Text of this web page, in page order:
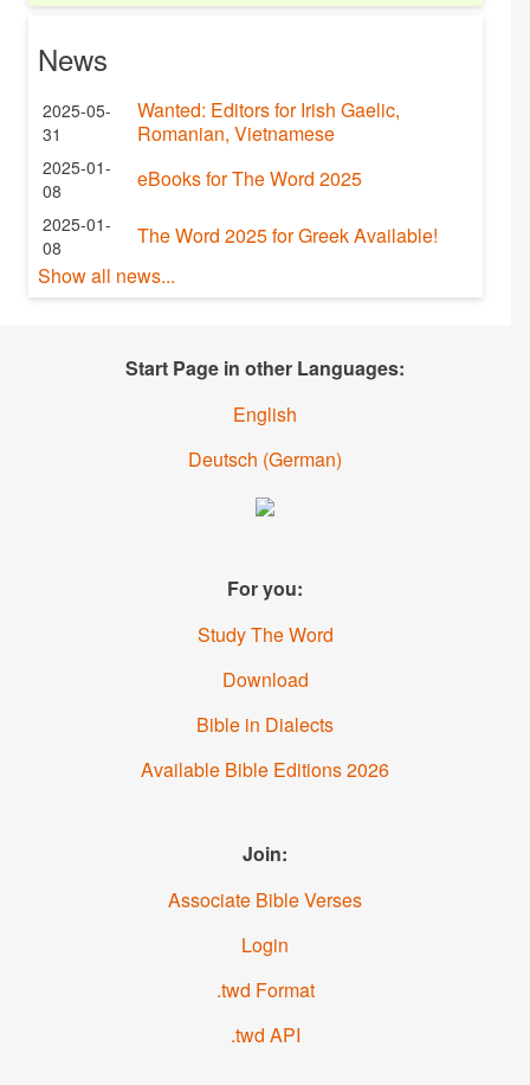
News
2025-05-
31
Wanted: Editors for Irish Gaelic,
Romanian, Vietnamese
2025-01-
08
eBooks for The Word 2025
2025-01-
08
The Word 2025 for Greek Available!
Show all news...
Start Page in other Languages:
English
Deutsch (German)
For you:
Study The Word
Download
Bible in Dialects
Available Bible Editions2026
Join:
Associate Bible Verses
Login
.twd Format
.twd API